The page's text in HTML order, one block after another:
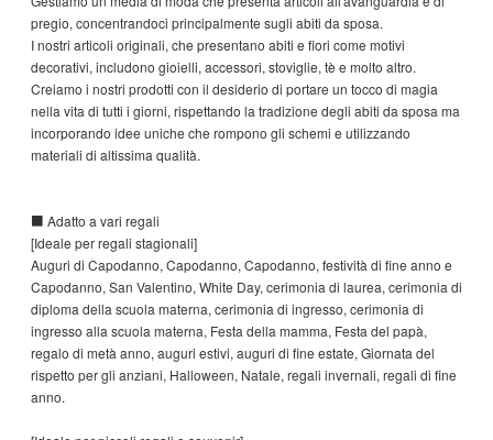
pregio, concentrandoci principalmente sugli abiti da sposa.
I nostri articoli originali, che presentano abiti e fiori come motivi
decorativi, includono gioielli, accessori, stoviglie, tè e molto altro.
Creiamo i nostri prodotti con il desiderio di portare un tocco di magia
nella vita di tutti i giorni, rispettando la tradizione degli abiti da sposa ma
incorporando idee uniche che rompono gli schemi e utilizzando
materiali di altissima qualità.
■ Adatto a vari regali
[Ideale per regali stagionali]
Auguri di Capodanno, Capodanno, Capodanno, festività di fine anno e
Capodanno, San Valentino, White Day, cerimonia di laurea, cerimonia di
diploma della scuola materna, cerimonia di ingresso, cerimonia di
ingresso alla scuola materna, Festa della mamma, Festa del papà,
regalo di metà anno, auguri estivi, auguri di fine estate, Giornata del
rispetto per gli anziani, Halloween, Natale, regali invernali, regali di fine
anno.